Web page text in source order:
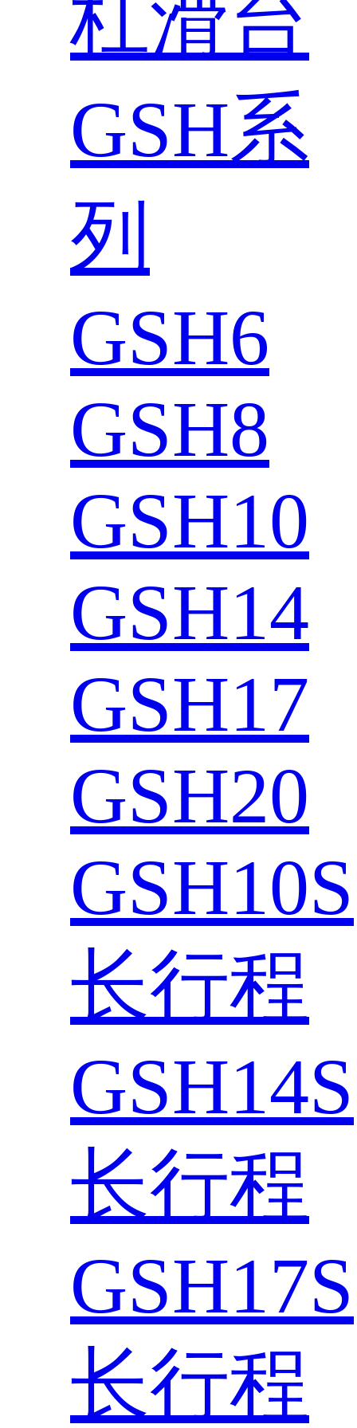
杠滑台
GSH系
列
GSH6
GSH8
GSH10
GSH14
GSH17
GSH20
GSH10S
长行程
GSH14S
长行程
GSH17S
长行程